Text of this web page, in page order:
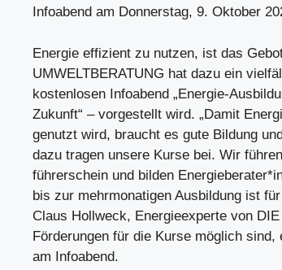
Infoabend am Donnerstag, 9. Oktober
Energie effizient zu nutzen, ist das
UMWELTBERATUNG hat dazu ein
kostenlosen Infoabend „Energie-
Zukunft“ – vorgestellt wird. „Damit
genutzt wird, braucht es gute Bildung
dazu tragen unsere Kurse bei. Wir
führerschein und bilden
bis zur mehrmonatigen Ausbildung ist
Claus Hollweck, Energieexperte von
Förderungen für die Kurse möglich sind,
am Infoabend.